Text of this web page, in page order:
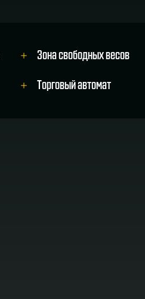
Зона свободных весов
Tорговый автомат